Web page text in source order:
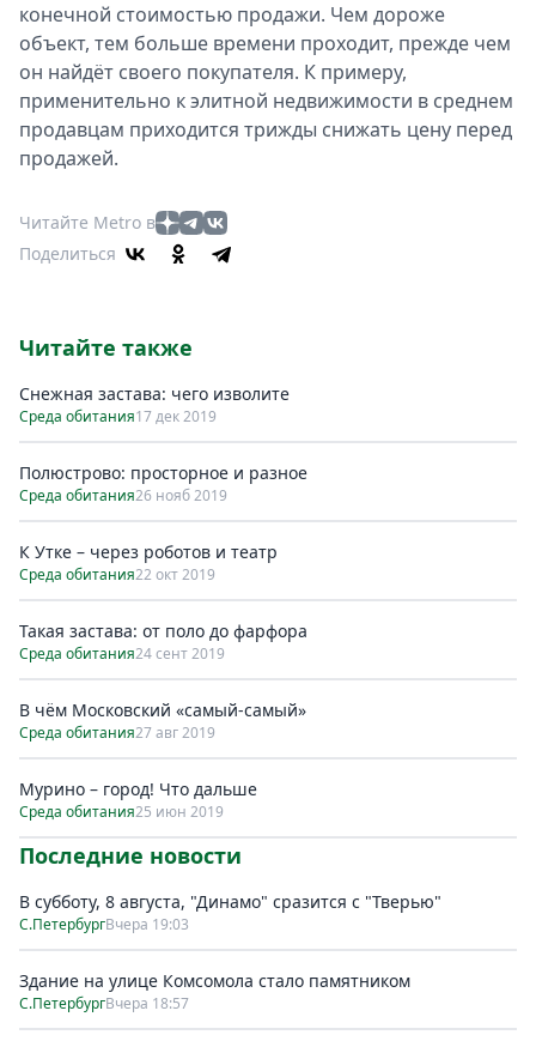
конечной стоимостью продажи. Чем дороже
объект, тем больше времени проходит, прежде чем
он найдёт своего покупателя. К примеру,
применительно к элитной недвижимости в среднем
продавцам приходится трижды снижать цену перед
продажей.
Читайте Metro в
Поделиться
Читайте также
Снежная застава: чего изволите
Среда обитания17 дек 2019
Полюстрово: просторное и разное
Среда обитания26 нояб 2019
К Утке – через роботов и театр
Среда обитания22 окт 2019
Такая застава: от поло до фарфора
Среда обитания24 сент 2019
В чём Московский «самый-самый»
Среда обитания27 авг 2019
Мурино – город! Что дальше
Среда обитания25 июн 2019
Последние новости
В субботу, 8 августа, "Динамо" сразится с "Тверью"
С.ПетербургВчера 19:03
Здание на улице Комсомола стало памятником
С.ПетербургВчера 18:57